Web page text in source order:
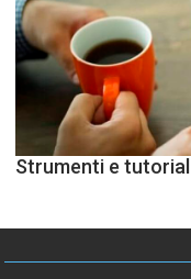
Strumenti e tutorial